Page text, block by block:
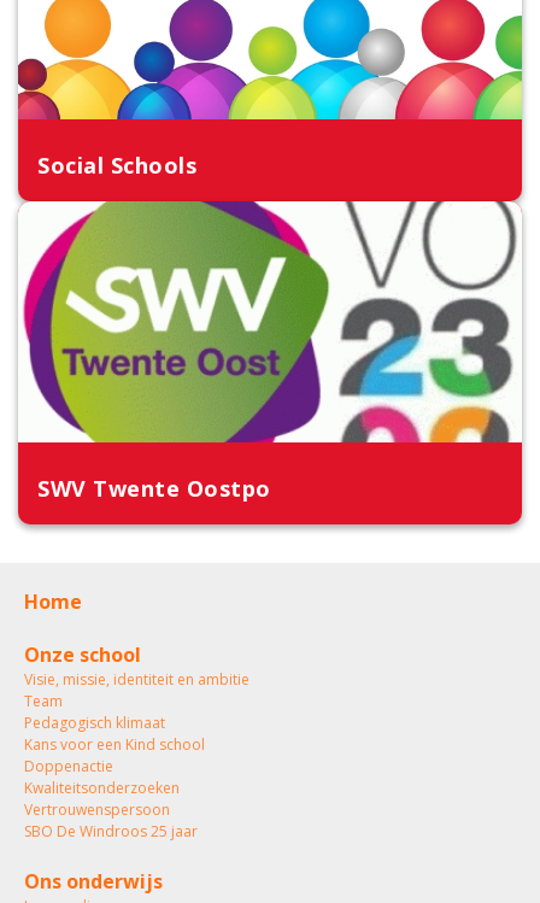
Social Schools
SWV Twente Oostpo
Home
Onze school
Visie, missie, identiteit en ambitie
Team
Pedagogisch klimaat
Kans voor een Kind school
Doppenactie
Kwaliteitsonderzoeken
Vertrouwenspersoon
SBO De Windroos 25 jaar
Ons onderwijs